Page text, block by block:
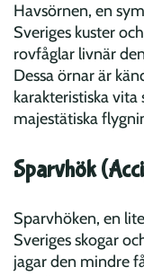
Havsörnen, en
Sveriges kuster
rovfåglar livnär
Dessa örnar är
karakteristiska vita
majestätiska
Sparvhök
Sparvhöken, en
Sveriges skogar
jagar den mindre